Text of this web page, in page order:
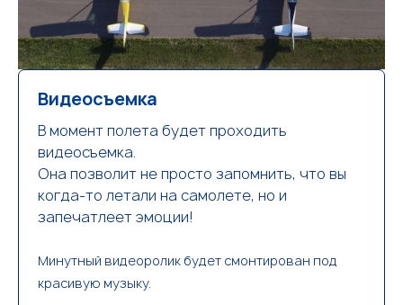
Видеосъемка
В момент полета будет проходить
видеосъемка.
Она позволит не просто запомнить, что вы
когда-то летали на самолете, но и
запечатлеет эмоции!
Минутный видеоролик будет смонтирован под
красивую музыку.